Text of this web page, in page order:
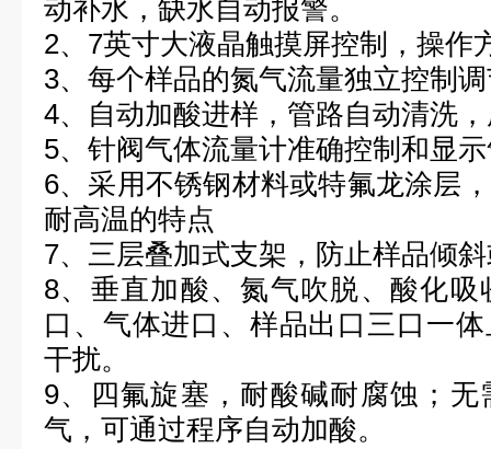
动补水，缺水自动报警。
2、 7英寸大液晶触摸屏控制 ，操作
3、每个样品的氮气流量独立控制
4、自动加酸进样，管路自动清洗
5、针阀气体流量计准确控制和显
6、采用不锈钢材料或特氟龙涂层
耐高温的特点
7、 三层叠加式支架，防止样品倾
8、 垂直加酸、氮气吹脱、酸化
口、气体进口、样品出口三口一
干扰。
9、四氟旋塞，耐酸碱耐腐蚀；
气，可通过程序自动加酸。